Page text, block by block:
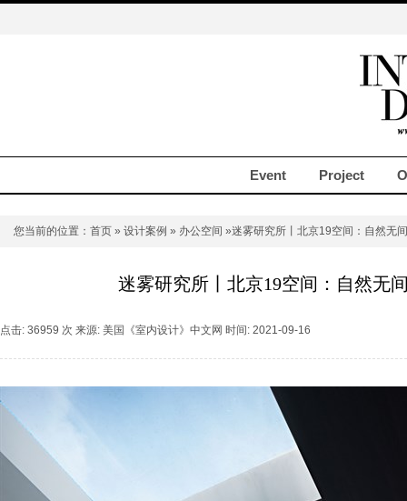
Event Project
您当前的位置： 首页 » 设计案例 » 办公空间 »迷雾研究所丨北京19空间：自然无
迷雾研究所丨北京19空间：自然无
点击: 36959 次 来源: 美国《室内设计》中文网 时间: 2021-09-16